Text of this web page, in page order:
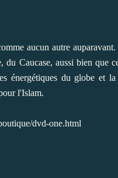
aucun autre
Caucase, aussi bien que
du globe et la
l'Islam.
dvd-one.html